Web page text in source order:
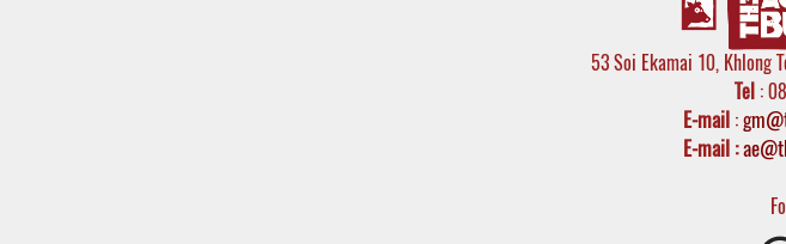
53 Soi Ekamai 10, Khlong
Tel :
E-mail:
E-mail :